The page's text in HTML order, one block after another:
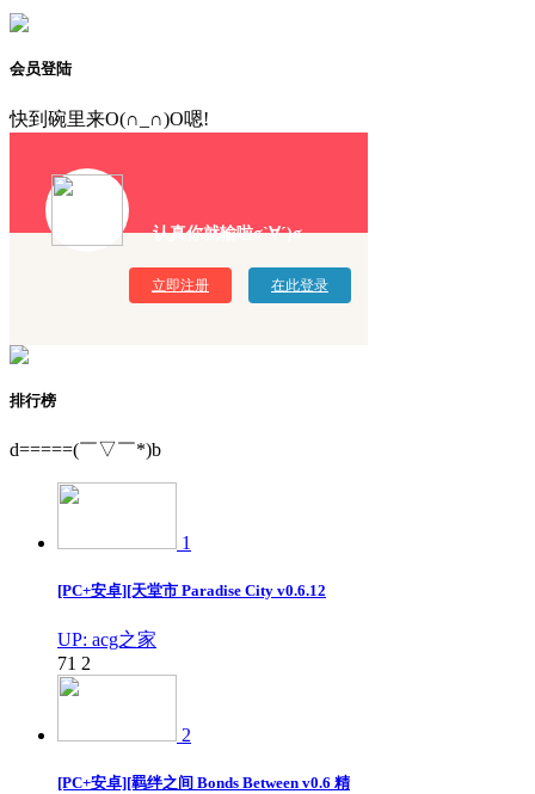
会员登陆
快到碗里来O(∩_∩)O嗯!
认真你就输啦σ`∀´)σ
立即注册 在此登录
排行榜
d=====(￣▽￣*)b
1
[PC+安卓][天堂市 Paradise City v0.6.12
UP: acg之家
71 2
2
[PC+安卓][羁绊之间 Bonds Between v0.6 精